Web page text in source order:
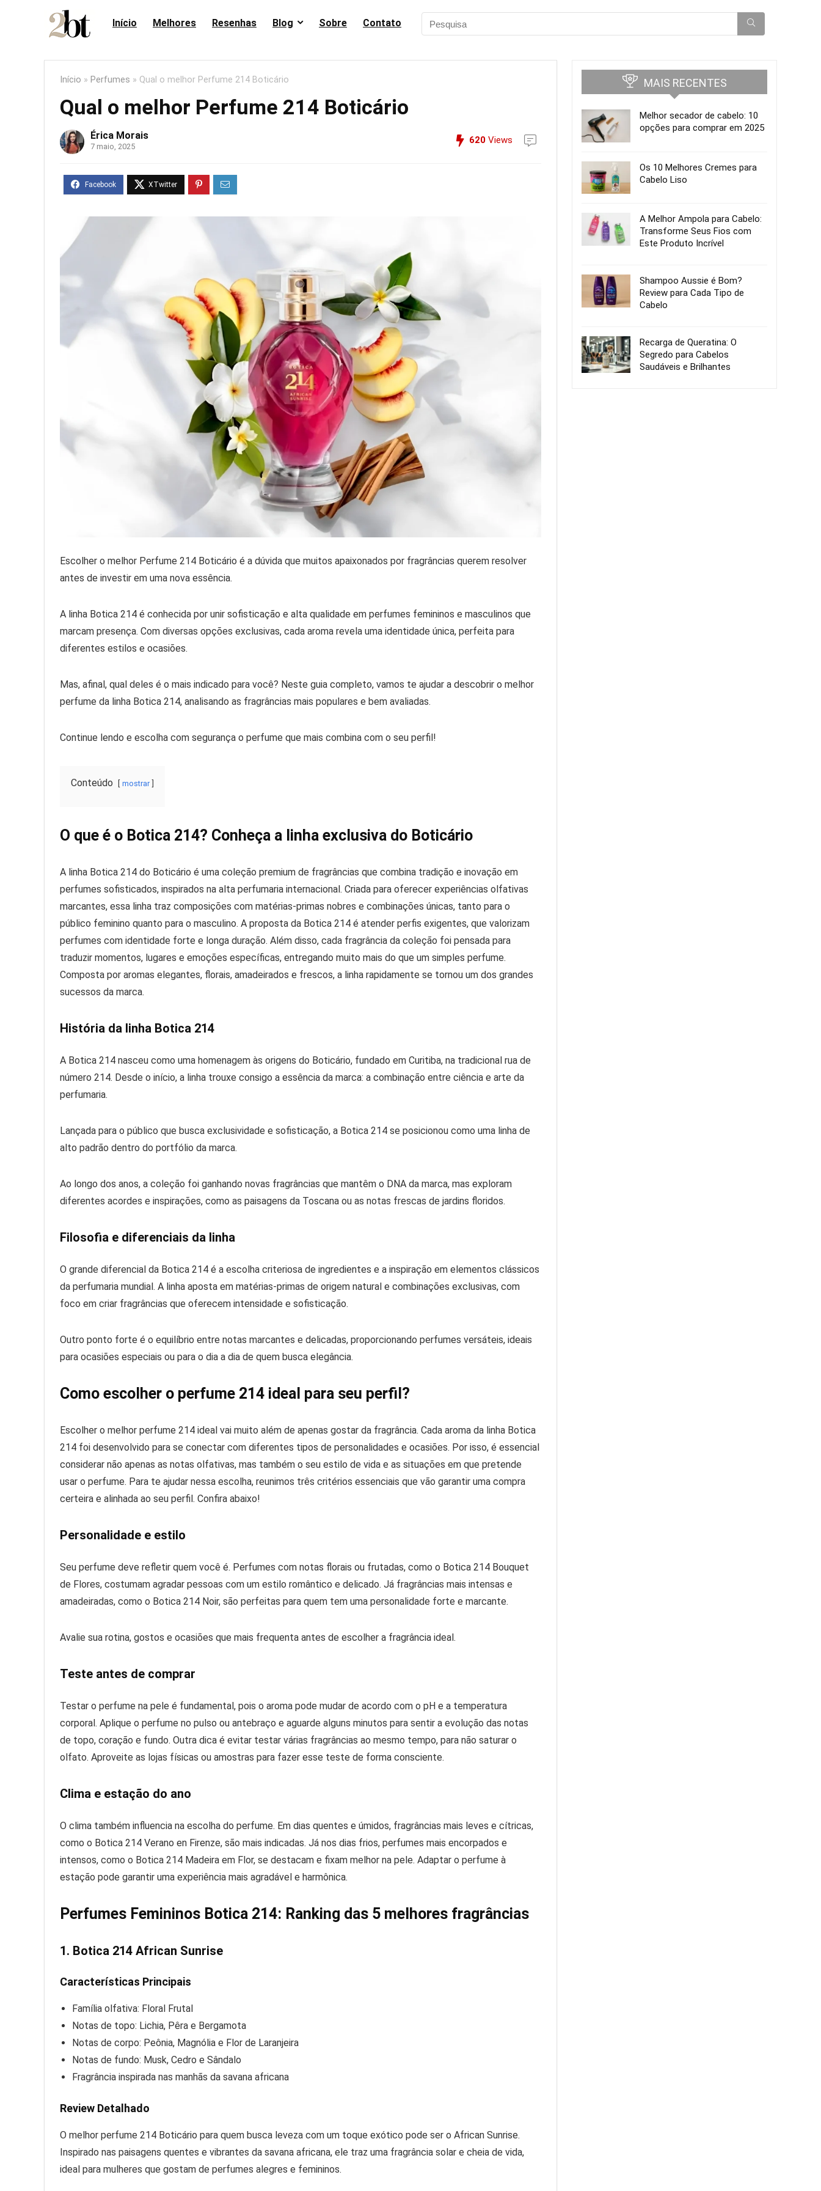
Início Melhores Resenhas Blog Sobre Contato
Início » Perfumes » Qual o melhor Perfume 214 Boticário
Qual o melhor Perfume 214 Boticário
Érica Morais
7 maio, 2025
620 Views
Escolher o melhor Perfume 214 Boticário é a dúvida que muitos apaixonados por fragrâncias querem resolver
antes de investir em uma nova essência.
A linha Botica 214 é conhecida por unir sofisticação e alta qualidade em perfumes femininos e masculinos que
marcam presença. Com diversas opções exclusivas, cada aroma revela uma identidade única, perfeita para
diferentes estilos e ocasiões.
Mas, afinal, qual deles é o mais indicado para você? Neste guia completo, vamos te ajudar a descobrir o melhor
perfume da linha Botica 214, analisando as fragrâncias mais populares e bem avaliadas.
Continue lendo e escolha com segurança o perfume que mais combina com o seu perfil!
Conteúdo mostrar
O que é o Botica 214? Conheça a linha exclusiva do Boticário
A linha Botica 214 do Boticário é uma coleção premium de fragrâncias que combina tradição e inovação em
perfumes sofisticados, inspirados na alta perfumaria internacional. Criada para oferecer experiências olfativas
marcantes, essa linha traz composições com matérias-primas nobres e combinações únicas, tanto para o
público feminino quanto para o masculino. A proposta da Botica 214 é atender perfis exigentes, que valorizam
perfumes com identidade forte e longa duração. Além disso, cada fragrância da coleção foi pensada para
traduzir momentos, lugares e emoções específicas, entregando muito mais do que um simples perfume.
Composta por aromas elegantes, florais, amadeirados e frescos, a linha rapidamente se tornou um dos grandes
sucessos da marca.
História da linha Botica 214
A Botica 214 nasceu como uma homenagem às origens do Boticário, fundado em Curitiba, na tradicional rua de
número 214. Desde o início, a linha trouxe consigo a essência da marca: a combinação entre ciência e arte da
perfumaria.
Lançada para o público que busca exclusividade e sofisticação, a Botica 214 se posicionou como uma linha de
alto padrão dentro do portfólio da marca.
Ao longo dos anos, a coleção foi ganhando novas fragrâncias que mantêm o DNA da marca, mas exploram
diferentes acordes e inspirações, como as paisagens da Toscana ou as notas frescas de jardins floridos.
Filosofia e diferenciais da linha
O grande diferencial da Botica 214 é a escolha criteriosa de ingredientes e a inspiração em elementos clássicos
da perfumaria mundial. A linha aposta em matérias-primas de origem natural e combinações exclusivas, com
foco em criar fragrâncias que oferecem intensidade e sofisticação.
Outro ponto forte é o equilíbrio entre notas marcantes e delicadas, proporcionando perfumes versáteis, ideais
para ocasiões especiais ou para o dia a dia de quem busca elegância.
Como escolher o perfume 214 ideal para seu perfil?
Escolher o melhor perfume 214 ideal vai muito além de apenas gostar da fragrância. Cada aroma da linha Botica
214 foi desenvolvido para se conectar com diferentes tipos de personalidades e ocasiões. Por isso, é essencial
considerar não apenas as notas olfativas, mas também o seu estilo de vida e as situações em que pretende
usar o perfume. Para te ajudar nessa escolha, reunimos três critérios essenciais que vão garantir uma compra
certeira e alinhada ao seu perfil. Confira abaixo!
Personalidade e estilo
Seu perfume deve refletir quem você é. Perfumes com notas florais ou frutadas, como o Botica 214 Bouquet
de Flores, costumam agradar pessoas com um estilo romântico e delicado. Já fragrâncias mais intensas e
amadeiradas, como o Botica 214 Noir, são perfeitas para quem tem uma personalidade forte e marcante.
Avalie sua rotina, gostos e ocasiões que mais frequenta antes de escolher a fragrância ideal.
Teste antes de comprar
Testar o perfume na pele é fundamental, pois o aroma pode mudar de acordo com o pH e a temperatura
corporal. Aplique o perfume no pulso ou antebraço e aguarde alguns minutos para sentir a evolução das notas
de topo, coração e fundo. Outra dica é evitar testar várias fragrâncias ao mesmo tempo, para não saturar o
olfato. Aproveite as lojas físicas ou amostras para fazer esse teste de forma consciente.
Clima e estação do ano
O clima também influencia na escolha do perfume. Em dias quentes e úmidos, fragrâncias mais leves e cítricas,
como o Botica 214 Verano en Firenze, são mais indicadas. Já nos dias frios, perfumes mais encorpados e
intensos, como o Botica 214 Madeira em Flor, se destacam e fixam melhor na pele. Adaptar o perfume à
estação pode garantir uma experiência mais agradável e harmônica.
Perfumes Femininos Botica 214: Ranking das 5 melhores fragrâncias
1. Botica 214 African Sunrise
Características Principais
Família olfativa: Floral Frutal
Notas de topo: Lichia, Pêra e Bergamota
Notas de corpo: Peônia, Magnólia e Flor de Laranjeira
Notas de fundo: Musk, Cedro e Sândalo
Fragrância inspirada nas manhãs da savana africana
Review Detalhado
O melhor perfume 214 Boticário para quem busca leveza com um toque exótico pode ser o African Sunrise.
Inspirado nas paisagens quentes e vibrantes da savana africana, ele traz uma fragrância solar e cheia de vida,
ideal para mulheres que gostam de perfumes alegres e femininos.
MAIS RECENTES
Melhor secador de cabelo: 10
opções para comprar em 2025
Os 10 Melhores Cremes para
Cabelo Liso
A Melhor Ampola para Cabelo:
Transforme Seus Fios com
Este Produto Incrível
Shampoo Aussie é Bom?
Review para Cada Tipo de
Cabelo
Recarga de Queratina: O
Segredo para Cabelos
Saudáveis e Brilhantes